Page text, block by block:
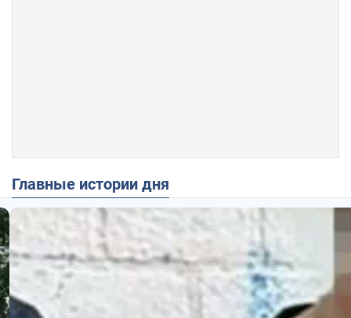
Главные истории дня